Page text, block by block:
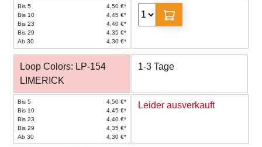
Bis 5
4,50 €*
Bis 10
4,45 €*
Bis 23
4,40 €*
Bis 29
4,35 €*
Ab 30
4,30 €*
Loop Colors: LP-154
LIMERICK
1-3 Tage
Bis 5
4,50 €*
Bis 10
4,45 €*
Bis 23
4,40 €*
Bis 29
4,35 €*
Ab 30
4,30 €*
Leider ausverkauft